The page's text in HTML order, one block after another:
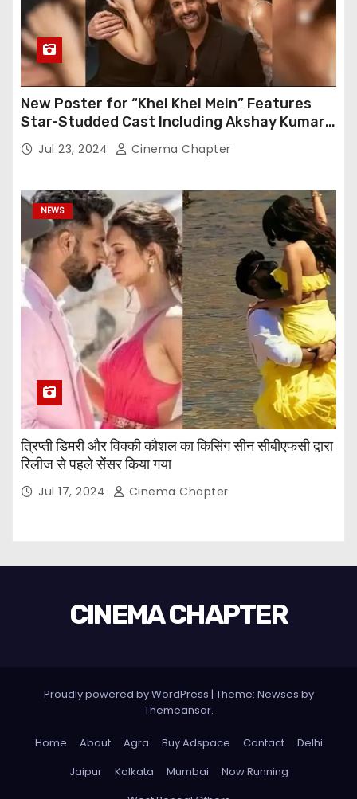
New Poster for “Khel Khel Mein” Features
Star-Studded Cast Including Akshay Kumar,
Taapsee Pannu, Fardeen Khan, and More
Jul 23, 2024 Cinema Chapter
NEWS
त्रिप्ती डिमरी और विक्की कौशल का किसिंग सीन सीबीएफसी द्वारा
रिलीज से पहले सेंसर किया गया
Jul 17, 2024 Cinema Chapter
CINEMA CHAPTER
Proudly powered by WordPress | Theme: Newses by
Themeansar.
Home About Agra Buy Adspace Contact
Delhi
Jaipur
Kolkata Mumbai
Now Running